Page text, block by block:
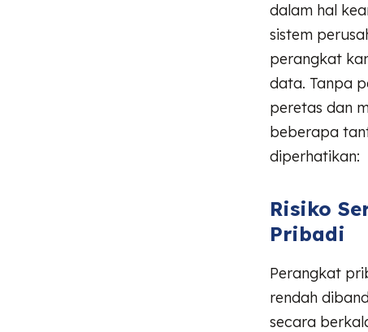
dalam hal
sistem
perangkat
data. Tanpa
peretas dan
beberapa
diperhatikan:
Risiko
Pribadi
Perangkat
rendah
secara